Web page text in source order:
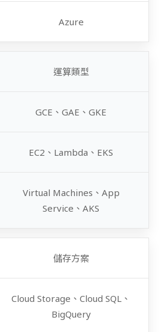
Azure
運算類型
GCE、GAE、GKE
EC2、Lambda、EKS
Virtual Machines、App
Service、AKS
儲存方案
Cloud Storage、Cloud SQL、
BigQuery